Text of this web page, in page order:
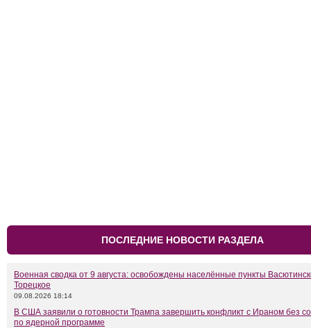
ПОСЛЕДНИЕ НОВОСТИ РАЗДЕЛА
Военная сводка от 9 августа: освобождены населённые пункты
Торецкое
09.08.2026 18:14
В США заявили о готовности Трампа завершить конфликт с Ираном без
по ядерной программе